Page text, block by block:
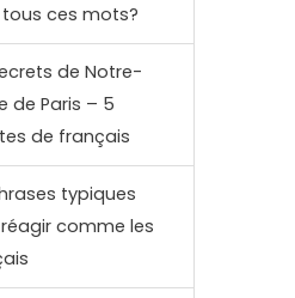
ces mots?
de Notre-
de Paris – 5
de français
typiques
comme les